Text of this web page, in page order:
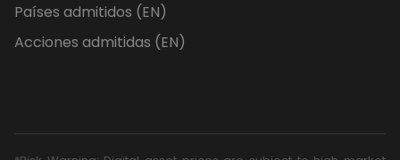
Países admitidos (EN)
Acciones admitidas (EN)